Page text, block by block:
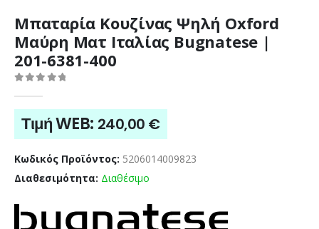
Μπαταρία Κουζίνας Ψηλή Oxford
Μαύρη Ματ Ιταλίας Bugnatese |
201-6381-400
Τιμή WEB: 240,00 €
Κωδικός Προϊόντος: 5206014009823
Διαθεσιμότητα: Διαθέσιμο